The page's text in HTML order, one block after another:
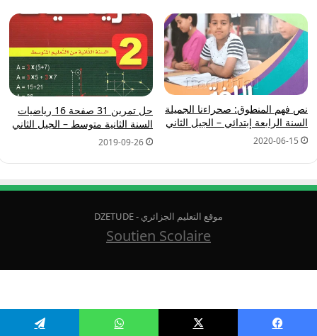
نص فهم المنطوق: صحراءنا الجميلة
السنة الرابعة إبتدائي – الجيل الثاني
2020-06-15
حل تمرين 31 صفحة 16 رياضيات
السنة الثانية متوسط – الجيل الثاني
2019-09-26
موقع التعليم الجزائري - DZETUDE
Soutien Scolaire